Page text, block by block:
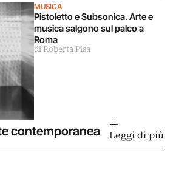
MUSICA
Pistoletto e Subsonica. Arte e
musica salgono sul palco a
Roma
di Roberta Pisa
contemporanea Leggi di più